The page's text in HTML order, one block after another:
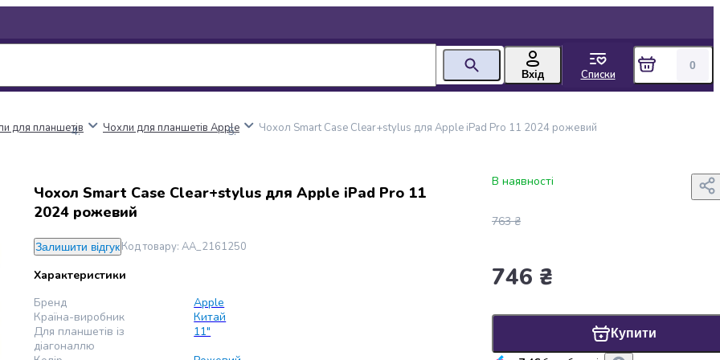
Вхід Списки
0
для планшетів Чохли для планшетів Apple Чохол Smart Case Clear+stylus для Apple iPad Pro 11 2024 рожевий
Чохол Smart Case Clear+stylus для Apple iPad Pro 11
2024 рожевий
Залишити відгукКод товару: AA_2161250
Характеристики
Бренд
Apple
Країна-виробник
Китай
Для планшетів із
діагоналлю
11"
В наявності
763 ₴
746 ₴
Купити